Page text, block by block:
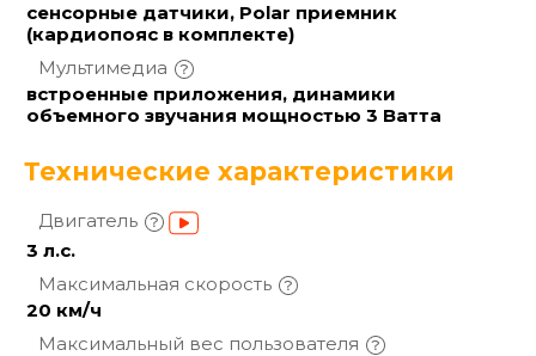
сенсорные датчики, Polar приемник
(кардиопояс в комплекте)
Мультимедиа
встроенные приложения, динамики
объемного звучания мощностью 3 Ватта
Технические характеристики
Двигатель
3 л.с.
Максимальная скорость
20 км/ч
Максимальный вес пользователя